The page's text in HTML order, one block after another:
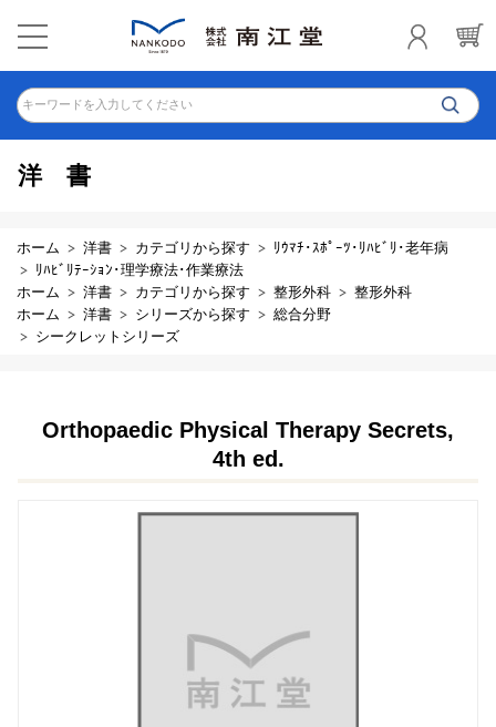
キーワードを入力してください
洋書
ホーム 洋書 カテゴリから探す
ﾘｳﾏﾁ･ｽﾎﾟｰﾂ･ﾘﾊﾋﾞﾘ･老年病
ﾘﾊﾋﾞﾘﾃｰｼｮﾝ･理学療法･作業療法
ホーム
洋書 カテゴリから探す 整形外科
整形外科
ホーム
洋書 シリーズから探す
総合分野
シークレットシリーズ
Orthopaedic Physical Therapy Secrets,
4th ed.